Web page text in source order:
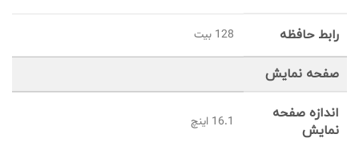
رابط حافظه 128 بیت
صفحه نمایش
اندازه صفحه
نمایش
16.1 اینچ